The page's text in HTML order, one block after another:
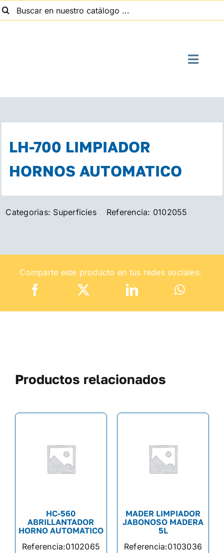
Saltar
al
Toggle
LH-700 LIMPIADOR
HORNOS AUTOMATICO
Categorias: Superficies Referencia: 0102055
Comparte este producto en tus redes sociales:
Productos relacionados
HC-560
ABRILLANTADOR
HORNO AUTOMATICO
Referencia:0102065
MADER LIMPIADOR
JABONOSO MADERA
5L
Referencia:0103036